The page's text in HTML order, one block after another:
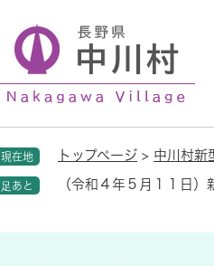
現在地 トップページ > 中川村新
足あと （令和４年５月１１日